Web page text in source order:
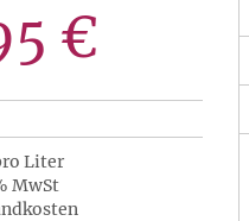
€
Liter
MwSt